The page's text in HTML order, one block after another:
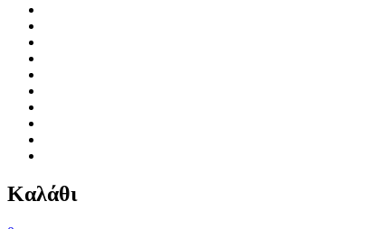
Καλάθι